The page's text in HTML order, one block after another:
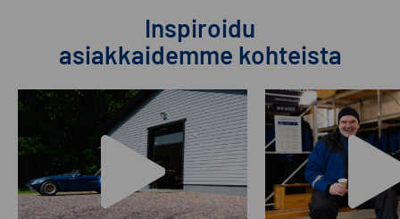
Inspiroidu
asiakkaidemme kohteista